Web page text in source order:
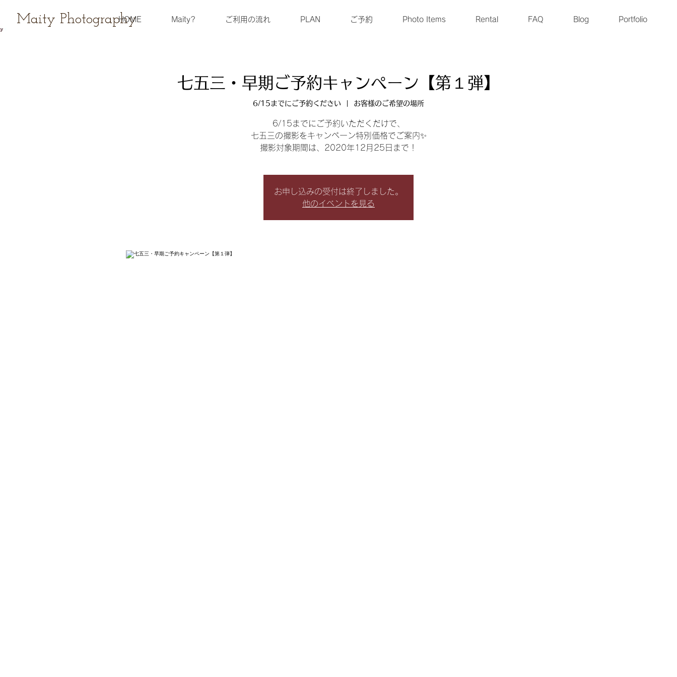
HOME Maity? ご利用の流れ PLAN ご予約 Photo Items Rental FAQ Blog Portfolio
Maity Photography
七五三・早期ご予約キャンペーン【第１弾】
6/15までにご予約ください お客様のご希望の場所
6/15までにご予約いただくだけで、
七五三の撮影をキャンペーン特別価格でご案内✨
撮影対象期間は、2020年12月25日まで！
お申し込みの受付は終了しました。
他のイベントを見る